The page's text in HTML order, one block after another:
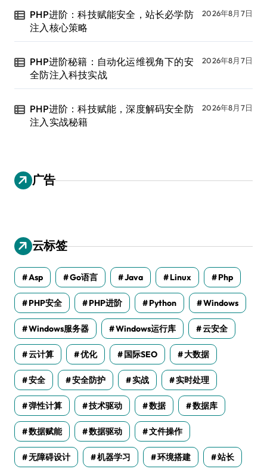
PHP进阶：科技赋能安全，站长必学防
注入核心策略
2026年8月7日
PHP进阶秘籍：自动化运维视角下的安
全防注入科技实战
2026年8月7日
PHP进阶：科技赋能，深度解码安全防
注入实战秘籍
2026年8月7日
广告
云标签
Asp Go语言 Java Linux Php
PHP安全 PHP进阶 Python Windows
Windows服务器 Windows运行库 云安全
云计算 优化 国际SEO 大数据
安全 安全防护 实战 实时处理
弹性计算 技术驱动 数据 数据库
数据赋能 数据驱动 文件操作
无障碍设计 机器学习 环境搭建 站长